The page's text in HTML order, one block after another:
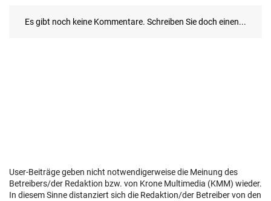
User-Beiträge geben nicht notwendigerweise die Meinung des
Betreibers/der Redaktion bzw. von Krone Multimedia (KMM) wieder.
In diesem Sinne distanziert sich die Redaktion/der Betreiber von den